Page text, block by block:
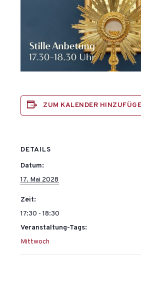
ZUM KALENDER
DETAILS
Datum:
17. Mai 2028
Zeit:
17:30 - 18:30
Veranstaltung-Tags:
Mittwoch